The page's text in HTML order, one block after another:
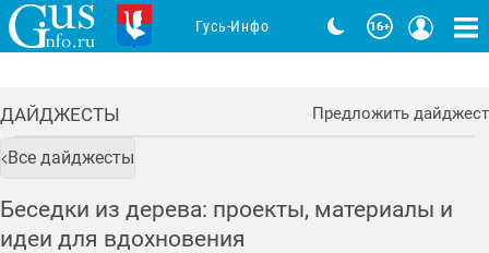
ДАЙДЖЕСТЫ Предложить дайджест
Все дайджесты
Беседки из дерева: проекты, материалы и
идеи для вдохновения
Гусь-Инфо